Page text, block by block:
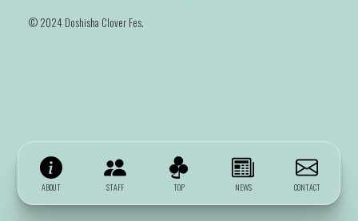
ABOUT STAFF TOP NEWS CONTACT
©️ 2024 Doshisha Clover Fes.